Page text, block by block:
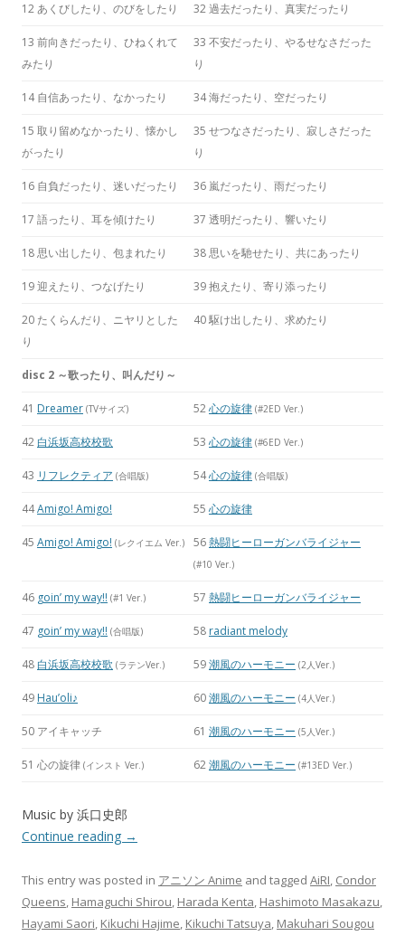
12 あくびしたり、のびをしたり 32 過去だったり、真実だったり
13 前向きだったり、ひねくれて
みたり
33 不安だったり、やるせなさだった
り
14 自信あったり、なかったり 34 海だったり、空だったり
15 取り留めなかったり、懐かし
がったり
35 せつなさだったり、寂しさだった
り
16 自負だったり、迷いだったり 36 嵐だったり、雨だったり
17 語ったり、耳を傾けたり 37 透明だったり、響いたり
18 思い出したり、包まれたり 38 思いを馳せたり、共にあったり
19 迎えたり、つなげたり 39 抱えたり、寄り添ったり
20 たくらんだり、ニヤリとした
り
40 駆け出したり、求めたり
disc 2 ～歌ったり、叫んだり～
41 Dreamer (TVサイズ) 52心の旋律 (#2ED Ver.)
42 白浜坂高校校歌 53 心の旋律 (#6ED Ver.)
43 リフレクティア (合唱版) 54心の旋律 (合唱版)
44Amigo! Amigo! 55 心の旋律
45 Amigo! Amigo! (レクイエム Ver.) 56熱闘ヒーローガンバライジャー
(#10 Ver.)
46 goin’ my way!! (#1 Ver.) 57 熱闘ヒーローガンバライジャー
47 goin’ my way!! (合唱版) 58 radiant melody
48 白浜坂高校校歌 (ラテンVer.) 59潮風のハーモニー (2人Ver.)
49 Hau’oli♪ 60潮風のハーモニー (4人Ver.)
50 アイキャッチ 61 潮風のハーモニー (5人Ver.)
51 心の旋律 (インスト Ver.) 62潮風のハーモニー (#13ED Ver.)
Music by 浜口史郎
Continue reading →
This entry was posted in アニソン Anime and tagged AiRI, Condor
Queens, Hamaguchi Shirou, Harada Kenta, Hashimoto Masakazu,
Hayami Saori, Kikuchi Hajime, Kikuchi Tatsuya, Makuhari Sougou